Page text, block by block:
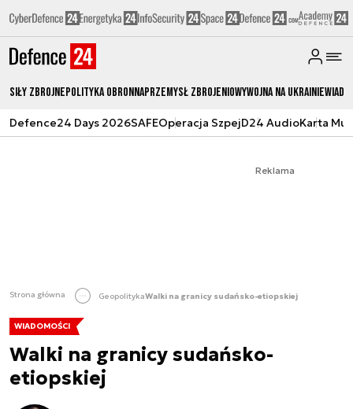
Siły zbrojnePolityka obronnaPrzemysł ZbrojeniowyWojna na Ukrainie
Defence24 Days 2026SAFEOperacja SzpejD24 AudioKarta
Reklama
Strona główna GeopolitykaWalki na granicy sudańsko-etiopskiej
WIADOMOŚCI
Walki na granicy sudańsko-
etiopskiej